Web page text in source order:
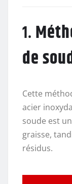
1.
de
Cette
acier
soude est
graisse,
résidus.